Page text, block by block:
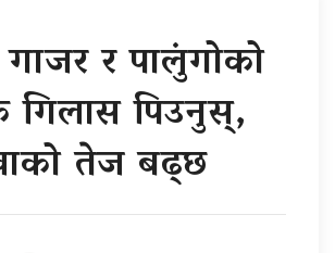
र पालुंगोको
पिउनुस्,
तेज बढ्छ